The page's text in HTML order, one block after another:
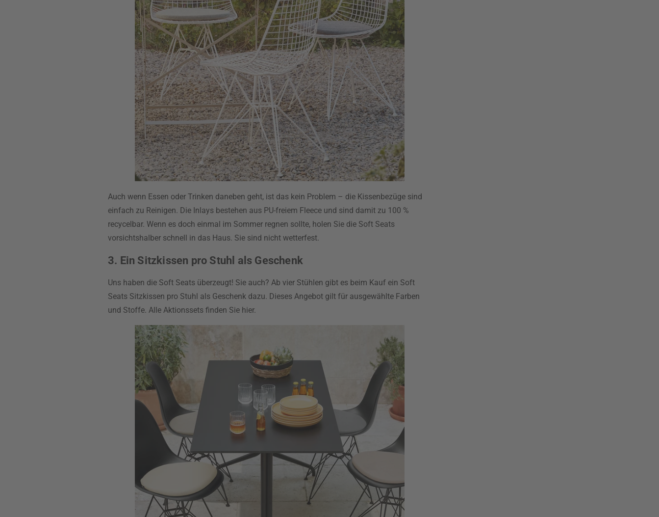
Auch wenn Essen oder Trinken daneben geht, ist das kein Problem – die Kissenbezüge sind
einfach zu Reinigen. Die Inlays bestehen aus PU-freiem Fleece und sind damit zu 100 %
recycelbar. Wenn es doch einmal im Sommer regnen sollte, holen Sie die Soft Seats
vorsichtshalber schnell in das Haus. Sie sind nicht wetterfest.
3. Ein Sitzkissen pro Stuhl als Geschenk
Uns haben die Soft Seats überzeugt! Sie auch? Ab vier Stühlen gibt es beim Kauf ein Soft
Seats Sitzkissen pro Stuhl als Geschenk dazu. Dieses Angebot gilt für ausgewählte Farben
und Stoffe. Alle Aktionssets finden Sie hier.